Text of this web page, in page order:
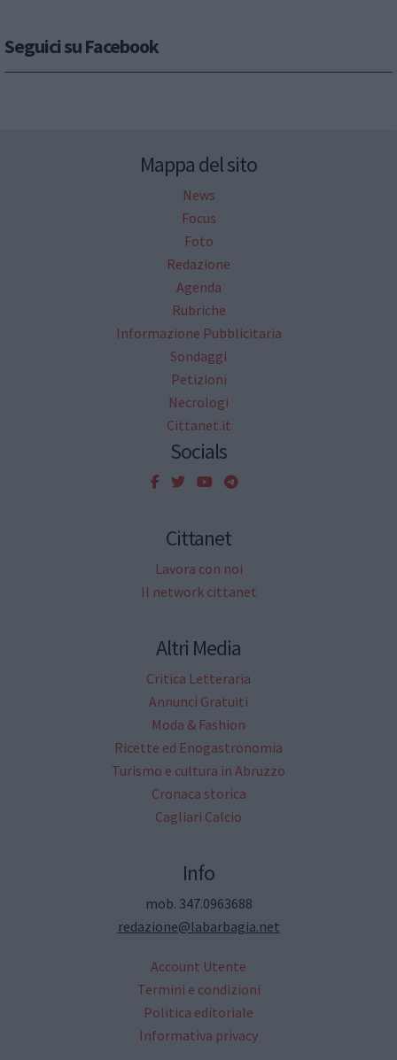
Seguici su Facebook
Mappa del sito
News
Focus
Foto
Redazione
Agenda
Rubriche
Informazione Pubblicitaria
Sondaggi
Petizioni
Necrologi
Cittanet.it
Socials
Cittanet
Lavora con noi
Il network cittanet
Altri Media
Critica Letteraria
Annunci Gratuiti
Moda & Fashion
Ricette ed Enogastronomia
Turismo e cultura in Abruzzo
Cronaca storica
Cagliari Calcio
Info
mob. 347.0963688
redazione@labarbagia.net
Account Utente
Termini e condizioni
Politica editoriale
Informativa privacy